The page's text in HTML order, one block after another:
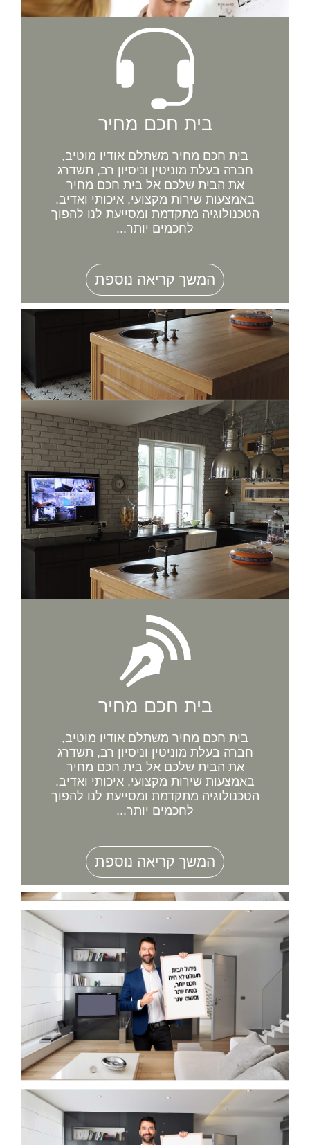
בית חכם מחיר
בית חכם מחיר משתלם אודיו מוטיב,
חברה בעלת מוניטין וניסיון רב, תשדרג
את הבית שלכם אל בית חכם מחיר
באמצעות שירות מקצועי, איכותי ואדיב.
הטכנולוגיה מתקדמת ומסייעת לנו להפוך
לחכמים יותר...
המשך קריאה נוספת
בית חכם מחיר
בית חכם מחיר משתלם אודיו מוטיב,
חברה בעלת מוניטין וניסיון רב, תשדרג
את הבית שלכם אל בית חכם מחיר
באמצעות שירות מקצועי, איכותי ואדיב.
הטכנולוגיה מתקדמת ומסייעת לנו להפוך
לחכמים יותר...
המשך קריאה נוספת